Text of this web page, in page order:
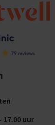
17.00 uur